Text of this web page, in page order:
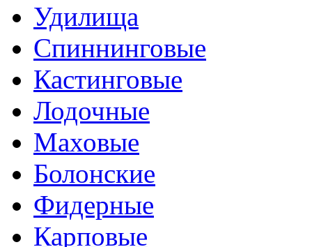
Удилища
Спиннинговые
Кастинговые
Лодочные
Маховые
Болонские
Фидерные
Карповые